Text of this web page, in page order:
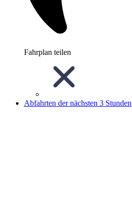
Fahrplan teilen
Abfahrten der nächsten 3 Stunden